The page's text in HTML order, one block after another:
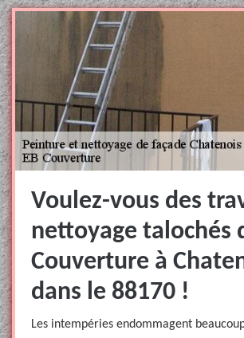
Voulez-vous des
nettoyage talochés
Couverture à
dans le 88170 !
Les intempéries endommagent